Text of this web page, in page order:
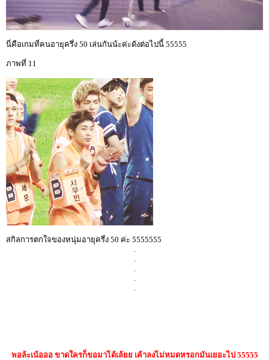
นี่คือเกมที่คนอายุครึ่ง 50 เล่นกันน้ะค่ะดังต่อไปนี้ 55555
ภาพที่ 11
สกิลการตกใจของหนุ่มอายุครึ่ง 50 ค่ะ 5555555
พอล้ะเน้อออ ขาดใครก็ขอมาได้เล้ยย เค้าลงไม่หมดหรอกมันเยอะไป 55555